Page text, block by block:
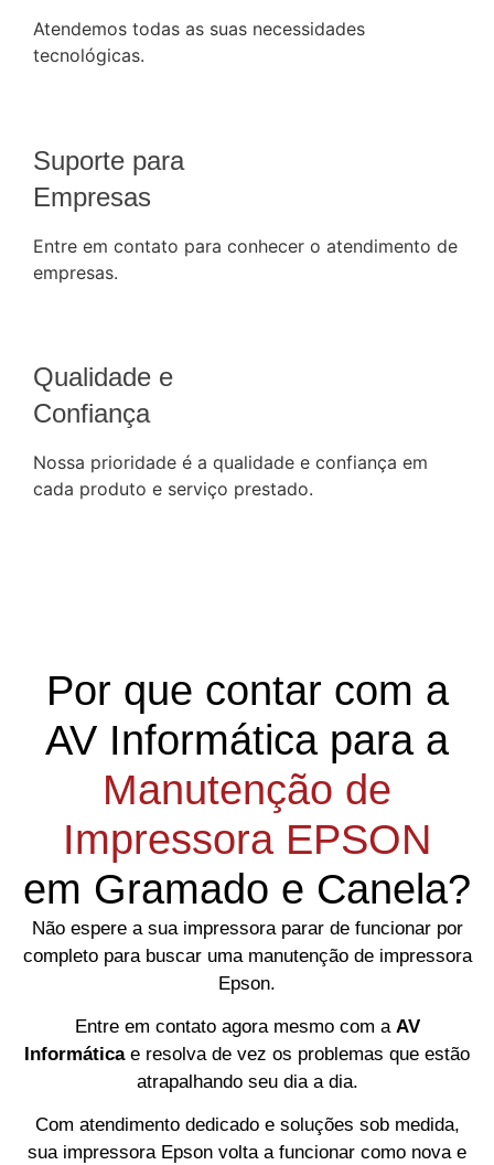
Atendemos todas as suas necessidades
tecnológicas.
Suporte para
Empresas
Entre em contato para conhecer o atendimento de
empresas.
Qualidade e
Confiança
Nossa prioridade é a qualidade e confiança em
cada produto e serviço prestado.
Por que contar com a
AV Informática para a
Manutenção de
Impressora EPSON
em Gramado e Canela?
Não espere a sua impressora parar de funcionar por
completo para buscar uma manutenção de impressora
Epson.
Entre em contato agora mesmo com a AV
Informáticae resolva de vez os problemas que estão
atrapalhando seu dia a dia.
Com atendimento dedicado e soluções sob medida,
sua impressora Epson volta a funcionar como nova e